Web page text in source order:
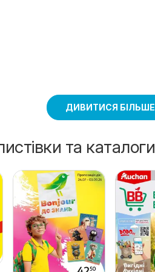
ДИВИТИСЯ БІЛЬШЕ
та каталоги